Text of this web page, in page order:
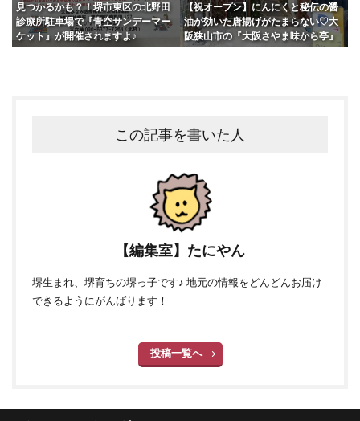
見つかるかも？！堺市東区の北野田
診療所駐車場で『青空サンデーマー
ケット』が開催されますよ♪
【祝オープン】にんにくと秘伝の醤
油が効いた唐揚げがたまらない♡大
阪狭山市の『大阪さやま味から亭』
この記事を書いた人
【編集室】たにやん
堺生まれ、堺育ちの堺っ子です♪ 地元の情報をどんどんお届け
できるようにがんばります！
投稿一覧へ